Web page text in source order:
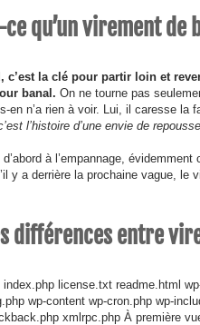
ce qu’un virement
c’est la clé pour partir loin et
banal. On ne tourne pas
en n’a rien à voir. Lui, il caresse
l’histoire d’une envie de
d’abord à l’empannage,
y a derrière la prochaine vague, le
différences entre
license.txt readme.html
wp-content wp-cron.php wp-
xmlrpc.php À première